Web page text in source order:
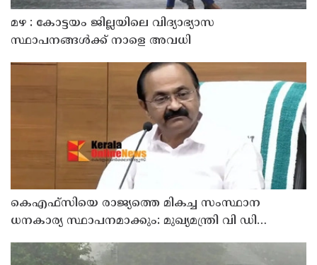
മഴ : കോട്ടയം ജില്ലയിലെ വിദ്യാഭ്യാസ
സ്ഥാപനങ്ങൾക്ക് നാളെ അവധി
കെഎഫ്‌സിയെ രാജ്യത്തെ മികച്ച സംസ്ഥാന
ധനകാര്യ സ്ഥാപനമാക്കും: മുഖ്യമന്ത്രി വി ഡി